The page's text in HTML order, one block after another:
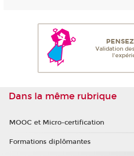
Validation
Dans la même rubrique
MOOC et Micro-certification
Formations diplômantes